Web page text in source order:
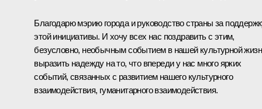
Благодарю мэрию города и руководство страны за
этой инициативы. И хочу всех нас поздравить с этим,
безусловно, необычным событием в нашей культурной
выразить надежду на то, что впереди у нас много ярких
событий, связанных с развитием нашего культурного
взаимодействия, гуманитарного взаимодействия.